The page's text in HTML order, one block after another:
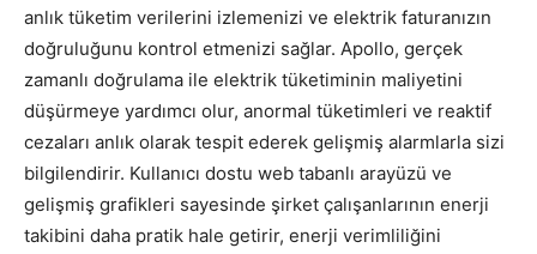
anlık tüketim verilerini izlemenizi ve elektrik faturanızın
doğruluğunu kontrol etmenizi sağlar. Apollo, gerçek
zamanlı doğrulama ile elektrik tüketiminin maliyetini
düşürmeye yardımcı olur, anormal tüketimleri ve reaktif
cezaları anlık olarak tespit ederek gelişmiş alarmlarla sizi
bilgilendirir. Kullanıcı dostu web tabanlı arayüzü ve
gelişmiş grafikleri sayesinde şirket çalışanlarının enerji
takibini daha pratik hale getirir, enerji verimliliğini